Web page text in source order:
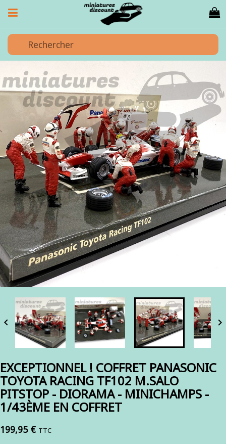
 
EXCEPTIONNEL ! COFFRET PANASONIC
TOYOTA RACING TF102 M.SALO
PITSTOP - DIORAMA - MINICHAMPS -
1/43ÈME EN COFFRET
199,95 € TTC